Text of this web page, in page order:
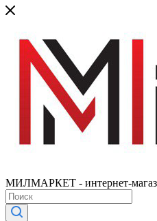
МИЛМАРКЕТ - интернет-